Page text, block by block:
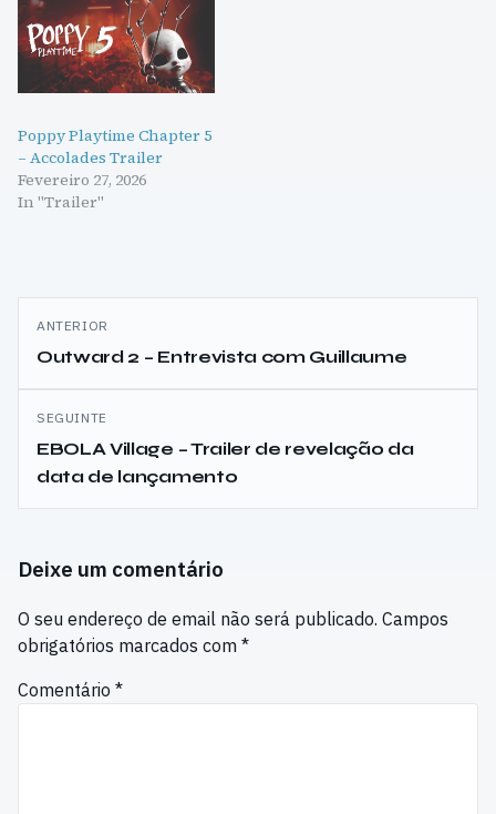
Poppy Playtime Chapter 5
– Accolades Trailer
Fevereiro 27, 2026
In "Trailer"
Navegação
de
artigos
ANTERIOR
Outward 2 – Entrevista com Guillaume
SEGUINTE
EBOLA Village – Trailer de revelação da
data de lançamento
Deixe um comentário
O seu endereço de email não será publicado. Campos
obrigatórios marcados com *
Comentário *